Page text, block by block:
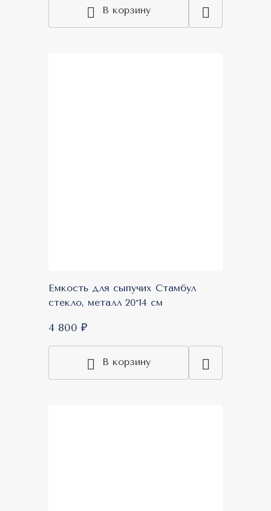
В корзину
Емкость для сыпучих Стамбул
стекло, металл 20*14 см
4 800 ₽
В корзину